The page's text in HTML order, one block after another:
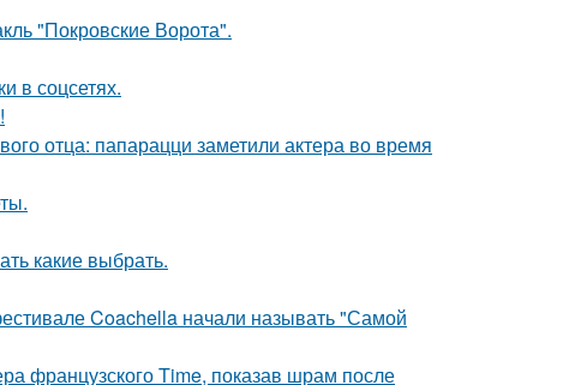
"Покровские Ворота".
в соцсетях.
отца: папарацци заметили актера во время
какие выбрать.
Coachella начали называть "Самой
французского Time, показав шрам после